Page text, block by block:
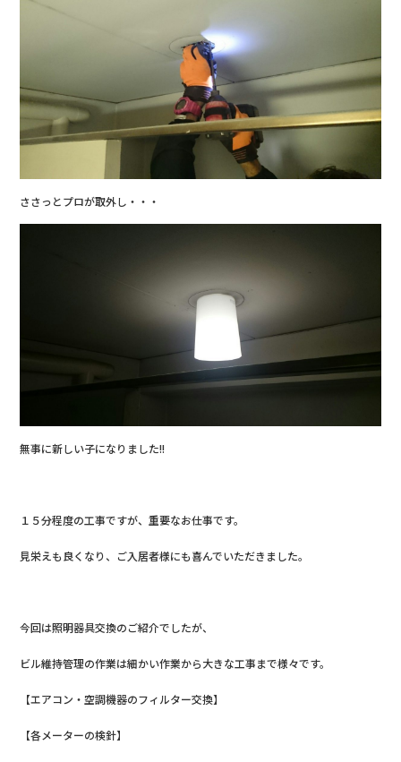
ささっとプロが取外し・・・
無事に新しい子になりました!!
１５分程度の工事ですが、重要なお仕事です。
見栄えも良くなり、ご入居者様にも喜んでいただきました。
今回は照明器具交換のご紹介でしたが、
ビル維持管理の作業は細かい作業から大きな工事まで様々です。
【エアコン・空調機器のフィルター交換】
【各メーターの検針】